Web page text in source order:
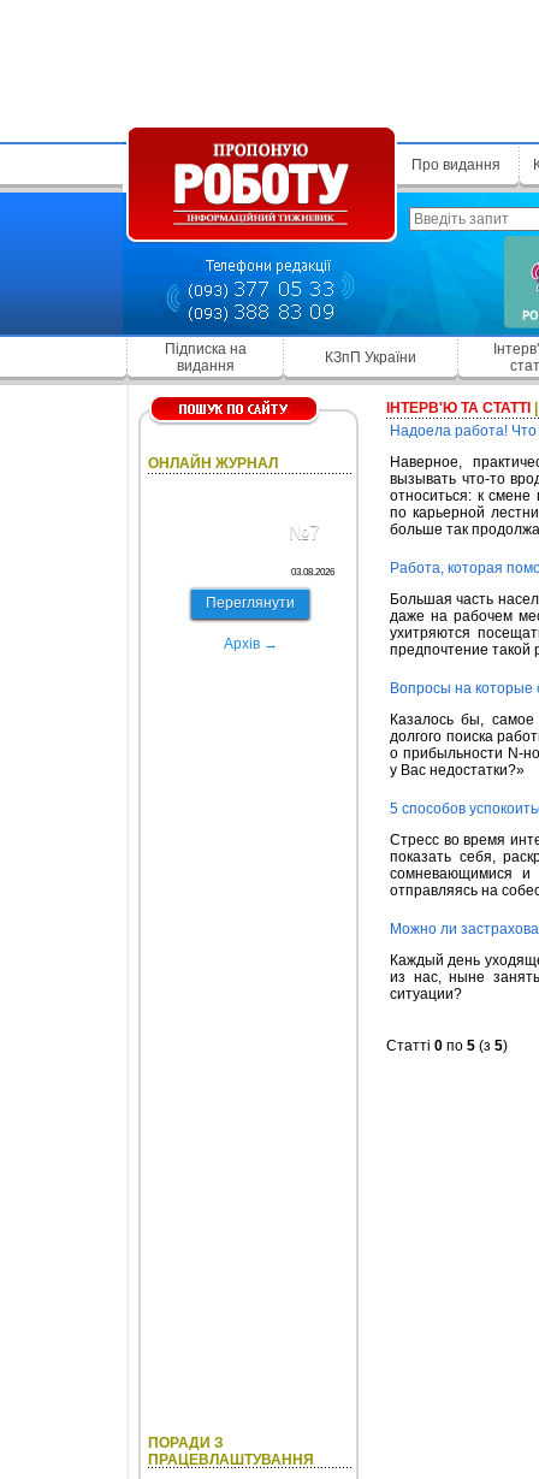
Про видання
Підписка на
видання
КЗпП України
ОНЛАЙН ЖУРНАЛ
№7
03.08.2026
Переглянути
Архів →
ПОРАДИ З
ПРАЦЕВЛАШТУВАННЯ
ІНТЕРВ'Ю ТА СТАТТІ
Надоела работа!
Наверное,
вызывать что-то
относиться: к
по карьерной
больше так
Работа, которая
Большая часть
даже на рабочем
ухитряются
предпочтение такой
Вопросы на которые
Казалось бы,
долгого поиска
о прибыльности N-
у Вас недостатки?»
5 способов
Стресс во время
показать себя,
сомневающимися и
отправляясь на
Можно ли
Каждый день
из нас, ныне
ситуации?
Статті 0 по 5 (з 5)